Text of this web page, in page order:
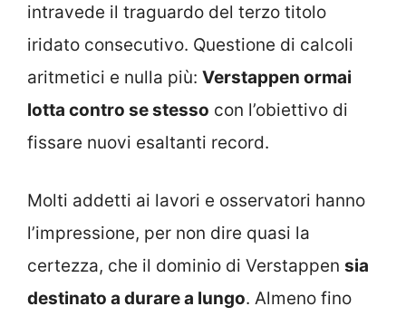
intravede il traguardo del terzo titolo
iridato consecutivo. Questione di calcoli
aritmetici e nulla più: Verstappen ormai
lotta contro se stesso con l’obiettivo di
fissare nuovi esaltanti record.
Molti addetti ai lavori e osservatori hanno
l’impressione, per non dire quasi la
certezza, che il dominio di Verstappen sia
destinato a durare a lungo. Almeno fino